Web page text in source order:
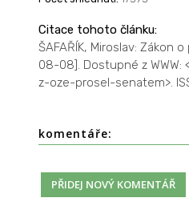
Citace tohoto článku:
ŠAFAŘÍK, Miroslav: Zákon
08-08]. Dostupné z
z-oze-prosel-senatem>.
komentáře: